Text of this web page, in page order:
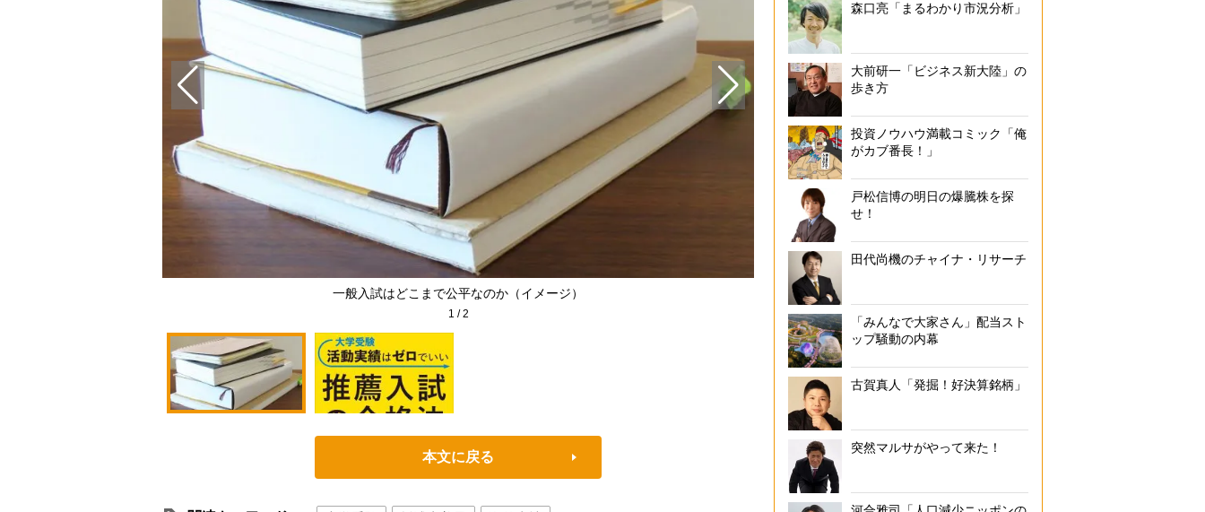
一般入試はどこまで公平なのか（イメージ） 杉浦由美子氏の著書『大学受験 活動実績はゼロでいい 推薦入試の合格
1 /2
本文に戻る
森口亮「まるわかり市況分析」
大前研一「ビジネス新大陸」の
歩き方
投資ノウハウ満載コミック「俺
がカブ番長！」
戸松信博の明日の爆騰株を探
せ！
田代尚機のチャイナ・リサーチ
「みんなで大家さん」配当スト
ップ騒動の内幕
古賀真人「発掘！好決算銘柄」
突然マルサがやって来た！